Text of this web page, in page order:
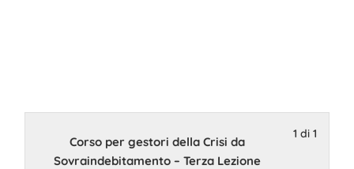
learning
1 di 1
Corso per gestori della Crisi da
Sovraindebitamento – Terza Lezione